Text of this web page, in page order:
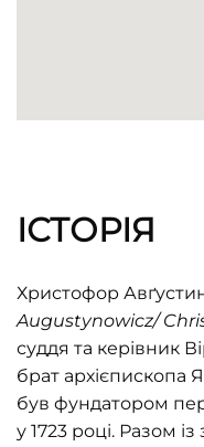
ІСТОРІЯ
Христофор
Augustynowicz/
суддя та керівник
брат архієпископа
був фундатором
у 1723 році. Разом